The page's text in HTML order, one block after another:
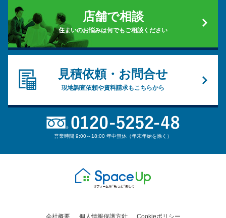
店舗で相談
住まいのお悩みは何でもご相談ください
見積依頼・お問合せ
現地調査依頼や資料請求もこちらから
営業時間 9:00～18:00 年中無休（年末年始を除く）